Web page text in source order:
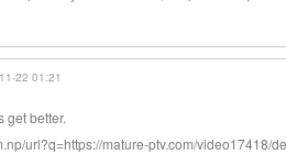
22 01:21
get better.
url?q=https://mature-ptv.com/video17418/